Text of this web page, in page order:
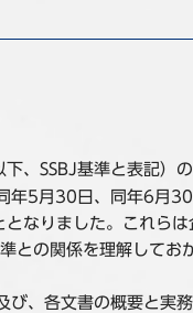
、SSBJ基準と表記）
5月30日、同年6月
なりました。これらは
との関係を理解して
、各文書の概要と実